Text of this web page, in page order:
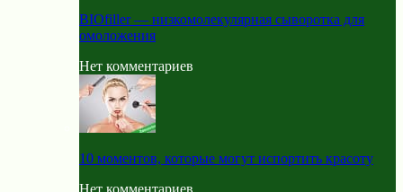
BIOfiller — низкомолекулярная сыворотка для
омоложения
Нет комментариев
10 моментов, которые могут испортить красоту